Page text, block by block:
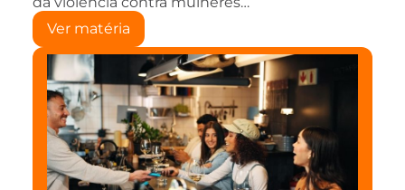
Ver matéria